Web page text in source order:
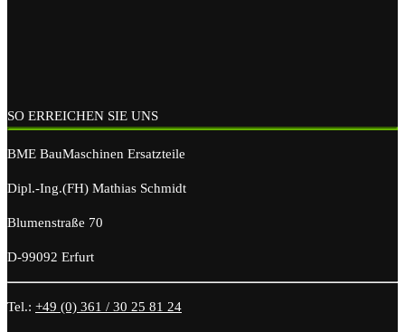
SO ERREICHEN SIE UNS
BME BauMaschinen Ersatzteile
Dipl.-Ing.(FH) Mathias Schmidt
Blumenstraße 70
D-99092 Erfurt
Tel.: +49 (0) 361 / 30 25 81 24